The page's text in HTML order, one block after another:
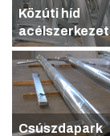
Közúti híd
acélszerkezet
Csúszdapark